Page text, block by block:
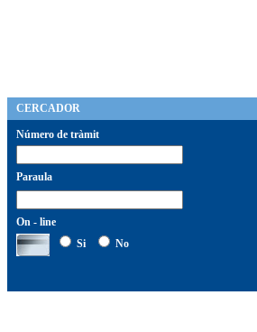
CERCADOR
Número de tràmit
Paraula
On - line
Si
No